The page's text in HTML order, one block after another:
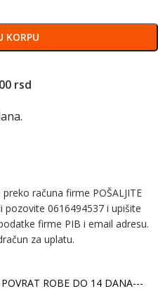
KORPU
rsd
računa firme POŠALJITE
pozovite 0616494537 i upišite
firme PIB i email adresu.
za uplatu.
ROBE DO 14 DANA---